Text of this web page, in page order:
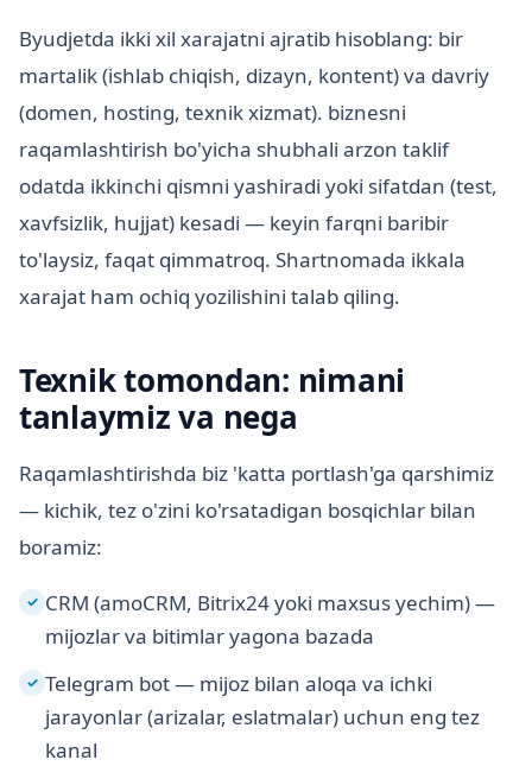
Byudjetda ikki xil xarajatni ajratib hisoblang: bir
martalik (ishlab chiqish, dizayn, kontent) va davriy
(domen, hosting, texnik xizmat). biznesni
raqamlashtirish bo'yicha shubhali arzon taklif
odatda ikkinchi qismni yashiradi yoki sifatdan (test,
xavfsizlik, hujjat) kesadi — keyin farqni baribir
to'laysiz, faqat qimmatroq. Shartnomada ikkala
xarajat ham ochiq yozilishini talab qiling.
Texnik tomondan: nimani
tanlaymiz va nega
Raqamlashtirishda biz 'katta portlash'ga qarshimiz
— kichik, tez o'zini ko'rsatadigan bosqichlar bilan
boramiz:
✓ CRM (amoCRM, Bitrix24 yoki maxsus yechim) —
mijozlar va bitimlar yagona bazada
✓ Telegram bot — mijoz bilan aloqa va ichki
jarayonlar (arizalar, eslatmalar) uchun eng tez
kanal